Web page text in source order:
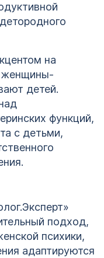
на
женщины-
детей.
функций,
с детьми,
подход,
психики,
адаптируются